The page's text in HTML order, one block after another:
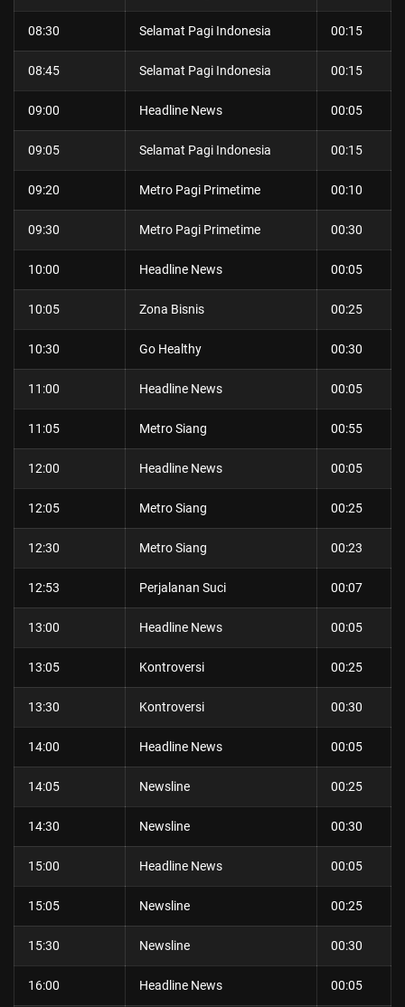
08:30 Selamat Pagi Indonesia 00:15
08:45 Selamat Pagi Indonesia 00:15
09:00 Headline News 00:05
09:05 Selamat Pagi Indonesia 00:15
09:20 Metro Pagi Primetime 00:10
09:30 Metro Pagi Primetime 00:30
10:00 Headline News 00:05
10:05 Zona Bisnis 00:25
10:30 Go Healthy 00:30
11:00 Headline News 00:05
11:05 Metro Siang 00:55
12:00 Headline News 00:05
12:05 Metro Siang 00:25
12:30 Metro Siang 00:23
12:53 Perjalanan Suci 00:07
13:00 Headline News 00:05
13:05 Kontroversi 00:25
13:30 Kontroversi 00:30
14:00 Headline News 00:05
14:05 Newsline 00:25
14:30 Newsline 00:30
15:00 Headline News 00:05
15:05 Newsline 00:25
15:30 Newsline 00:30
16:00 Headline News 00:05